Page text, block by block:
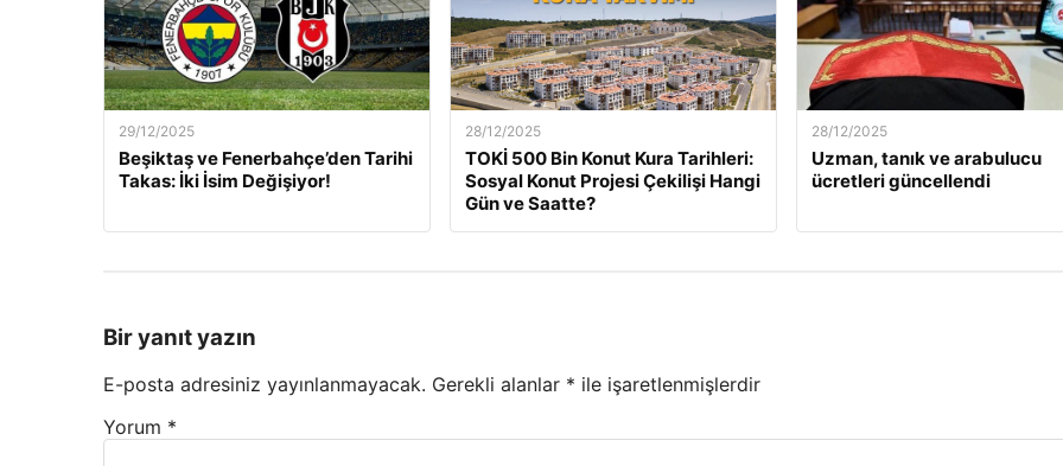
29/12/2025
Beşiktaş ve Fenerbahçe’den Tarihi
Takas: İki İsim Değişiyor!
28/12/2025
TOKİ 500 Bin Konut Kura Tarihleri:
Sosyal Konut Projesi Çekilişi Hangi
Gün ve Saatte?
28/12/2025
Uzman, tanık ve arabulucu
ücretleri güncellendi
Bir yanıt yazın
E-posta adresiniz yayınlanmayacak. Gerekli alanlar * ile işaretlenmişlerdir
Yorum *